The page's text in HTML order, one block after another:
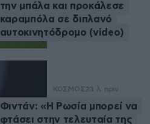
την μπάλα και προκάλεσε
καραμπόλα σε διπλανό
αυτοκινητόδρομο (video)
ΚΟΣΜΟΣ23 λ. πριν
Φιντάν: «Η Ρωσία μπορεί να
φτάσει στην τελευταία της